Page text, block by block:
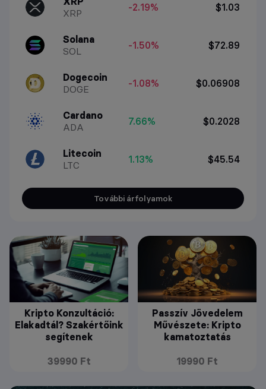
XRP
-2.19% $1.03
Solana
SOL
-1.50% $72.89
Dogecoin
DOGE
-1.08% $0.06908
Cardano
ADA
7.66% $0.2028
Litecoin
LTC
1.13% $45.54
További árfolyamok
Kripto Konzultáció:
Elakadtál? Szakértőink
segítenek
39990 Ft
Passzív Jövedelem
Művészete: Kripto
kamatoztatás
19990 Ft